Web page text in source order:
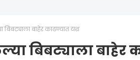
बिबट्याला बाहेर काढण्यात यश
बिबट्याला बाहेर